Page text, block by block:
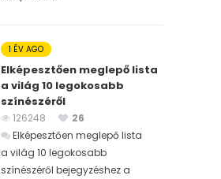
1 ÉV AGO
Elképesztően meglepő lista
a világ 10 legokosabb
színészéről
126248
26
Elképesztően meglepő lista
a világ 10 legokosabb
színészéről bejegyzéshez a